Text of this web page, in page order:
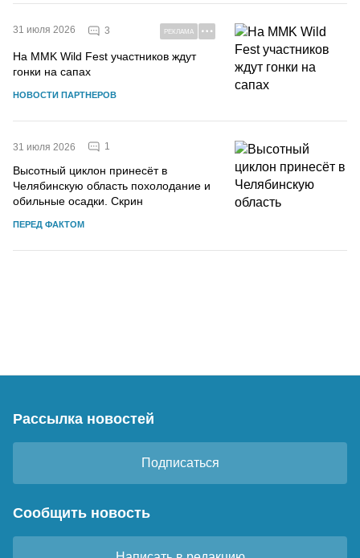
31 июля 2026 3 РЕКЛАМА
На MMK Wild Fest участников ждут
гонки на сапах
НОВОСТИ ПАРТНЕРОВ
31 июля 2026 1
Высотный циклон принесёт в
Челябинскую область похолодание и
обильные осадки. Скрин
ПЕРЕД ФАКТОМ
Рассылка новостей
Подписаться
Сообщить новость